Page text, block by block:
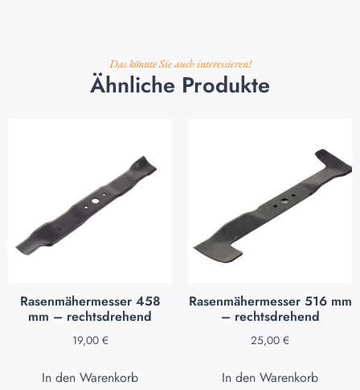
Das könnte Sie auch interessieren!
Ähnliche Produkte
Rasenmähermesser 458
mm – rechtsdrehend
19,00 €
In den Warenkorb
Rasenmähermesser 516 mm
– rechtsdrehend
25,00 €
In den Warenkorb